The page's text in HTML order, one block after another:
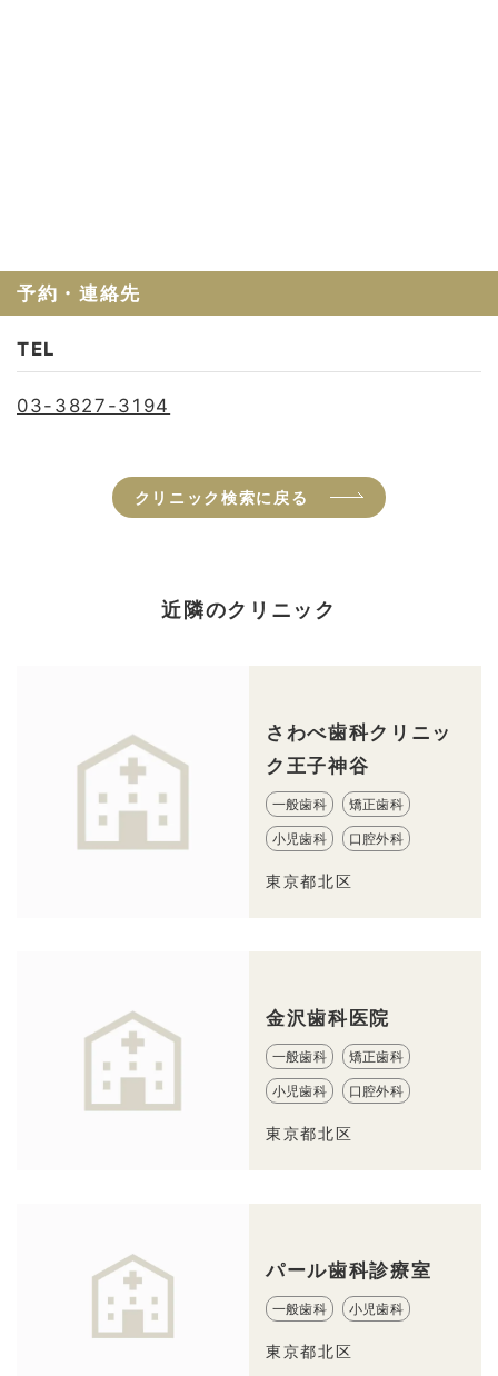
予約・連絡先
TEL
03-3827-3194
クリニック検索に戻る
近隣のクリニック
さわべ歯科クリニッ
ク王子神谷
一般歯科 矯正歯科
小児歯科 口腔外科
東京都北区
金沢歯科医院
一般歯科 矯正歯科
小児歯科 口腔外科
東京都北区
パール歯科診療室
一般歯科 小児歯科
東京都北区